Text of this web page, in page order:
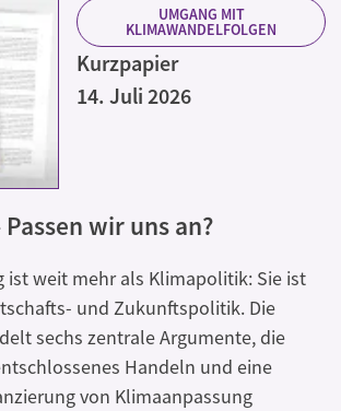
UMGANG MIT
KLIMAWANDELFOLGEN
Kurzpapier
14. Juli 2026
wir uns an?
ist weit mehr als Klimapolitik: Sie ist
und Zukunftspolitik. Die
sechs zentrale Argumente, die
Handeln und eine
von Klimaanpassung